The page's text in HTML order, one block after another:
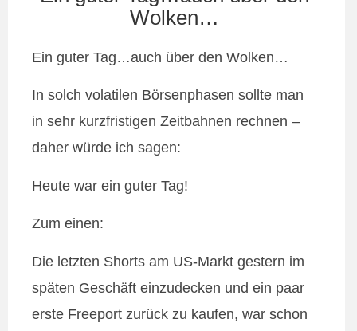
Wolken…
Ein guter Tag…auch über den Wolken…
In solch volatilen Börsenphasen sollte man
in sehr kurzfristigen Zeitbahnen rechnen –
daher würde ich sagen:
Heute war ein guter Tag!
Zum einen:
Die letzten Shorts am US-Markt gestern im
späten Geschäft einzudecken und ein paar
erste Freeport zurück zu kaufen, war schon